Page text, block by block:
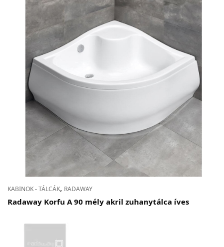
KABINOK - TÁLCÁK, RADAWAY
Radaway Korfu A 90 mély akril zuhanytálca íves